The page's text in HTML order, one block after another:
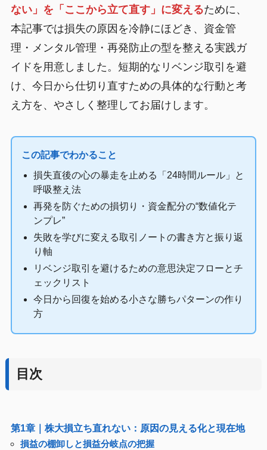
ない」を「ここから立て直す」に変えるために、
本記事では損失の原因を冷静にほどき、資金管
理・メンタル管理・再発防止の型を整える実践ガ
イドを用意しました。短期的なリベンジ取引を避
け、今日から仕切り直すための具体的な行動と考
え方を、やさしく整理してお届けします。
この記事でわかること
損失直後の心の暴走を止める「24時間ルール」と
呼吸整え法
再発を防ぐための損切り・資金配分の“数値化テ
ンプレ”
失敗を学びに変える取引ノートの書き方と振り返
り軸
リベンジ取引を避けるための意思決定フローとチ
ェックリスト
今日から回復を始める小さな勝ちパターンの作り
方
目次
第1章｜株大損立ち直れない：原因の見える化と現在地
損益の棚卸しと損益分岐点の把握